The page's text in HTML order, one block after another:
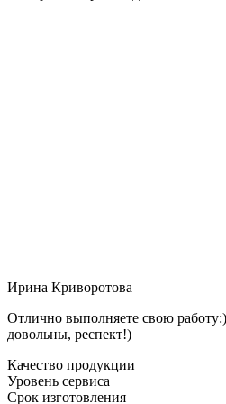
Ирина Криворотова
Отлично выполняете свою
довольны, респект!)
Качество продукции
Уровень сервиса
Срок изготовления